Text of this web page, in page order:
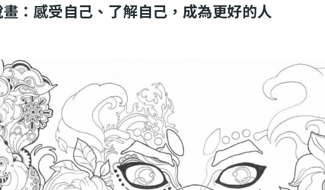
：感受自己、了解自己，成為更好的人